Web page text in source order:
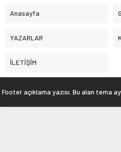
Anasayfa
YAZARLAR
İLETİŞİM
Footer açıklama yazısı. Bu alan tema